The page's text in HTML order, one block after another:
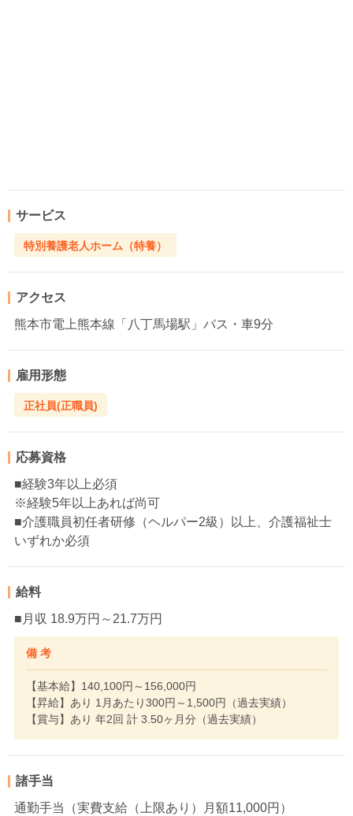
サービス
特別養護老人ホーム（特養）
アクセス
熊本市電上熊本線「八丁馬場駅」バス・車9分
雇用形態
正社員(正職員)
応募資格
■経験3年以上必須
※経験5年以上あれば尚可
■介護職員初任者研修（ヘルパー2級）以上、介護福祉士
いずれか必須
給料
■月収 18.9万円～21.7万円
備 考
【基本給】140,100円～156,000円
【昇給】あり 1月あたり300円～1,500円（過去実績）
【賞与】あり 年2回 計 3.50ヶ月分（過去実績）
諸手当
通勤手当（実費支給（上限あり）月額11,000円）